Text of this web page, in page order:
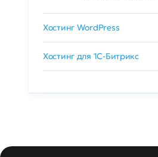
Хостинг WordPress
Хостинг для 1C-Битрикс